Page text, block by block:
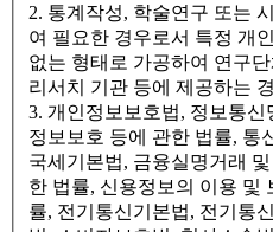
2. 통계작성, 학술연구 또는
여 필요한 경우로서 특정 개
없는 형태로 가공하여 연구
리서치 기관 등에 제공하는
3. 개인정보보호법, 정보통신
정보보호 등에 관한 법률, 통
국세기본법, 금융실명거래
한 법률, 신용정보의 이용 및
률, 전기통신기본법, 전기통